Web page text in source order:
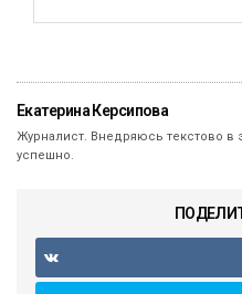
Екатерина Керсипова
Журналист. Внедряюсь текстово в
успешно.